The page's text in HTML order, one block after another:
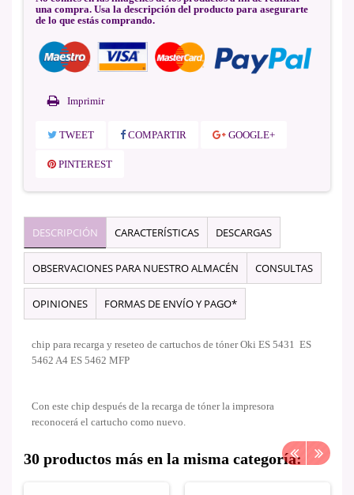
una compra. Usa la descripción del producto para asegurarte
de lo que estás comprando.
Imprimir
TWEET COMPARTIR GOOGLE+
PINTEREST
DESCRIPCIÓN CARACTERÍSTICAS DESCARGAS
OBSERVACIONES PARA NUESTRO ALMACÉN CONSULTAS
OPINIONES FORMAS DE ENVÍO Y PAGO*
chip para recarga y reseteo de cartuchos de tóner Oki ES 5431 ES
5462 A4 ES 5462 MFP
Con este chip después de la recarga de tóner la impresora
reconocerá el cartucho como nuevo.
30 productos más en la misma categoría: